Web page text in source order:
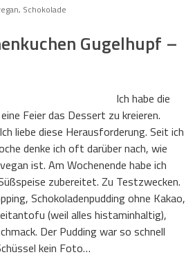
, Schokolade
Gugelhupf –
Ich habe die
Feier das Dessert zu kreieren.
liebe diese Herausforderung. Seit ich
denke ich oft darüber nach, wie
ist. Am Wochenende habe ich
zubereitet. Zu Testzwecken.
Schokoladenpudding ohne Kakao,
(weil alles histaminhaltig),
Der Pudding war so schnell
kein Foto…